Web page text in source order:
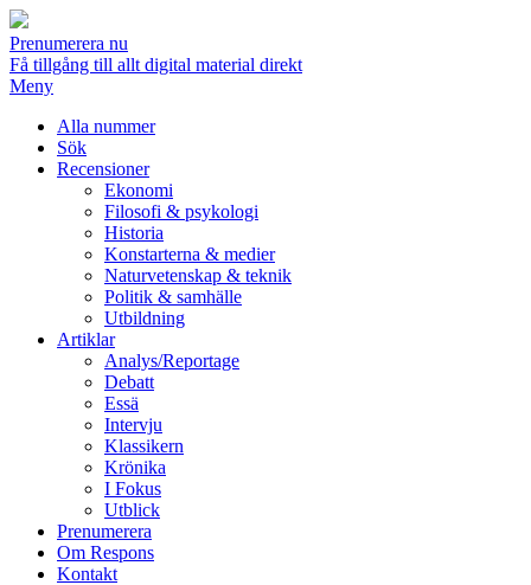
Prenumerera nu
Få tillgång till allt digital material direkt
Meny
Alla nummer
Sök
Recensioner
Ekonomi
Filosofi & psykologi
Historia
Konstarterna & medier
Naturvetenskap & teknik
Politik & samhälle
Utbildning
Artiklar
Analys/Reportage
Debatt
Essä
Intervju
Klassikern
Krönika
I Fokus
Utblick
Prenumerera
Om Respons
Kontakt